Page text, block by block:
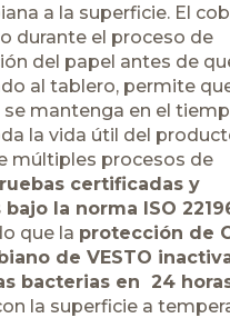
a la superficie. El
durante el proceso de
del papel antes de
al tablero, permite
mantenga en el
la vida útil del
múltiples procesos de
certificadas y
la norma ISO
que la protección de
de VESTO
bacterias en 24
la superficie a